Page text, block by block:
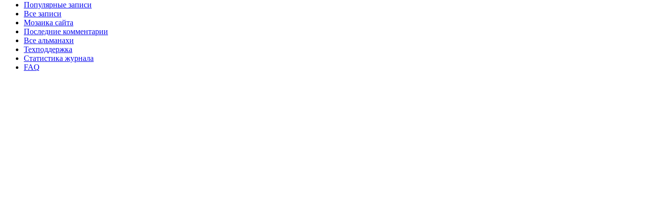
Популярные записи
Все записи
Мозаика сайта
Последние комментарии
Все альманахи
Техподдержка
Статистика журнала
FAQ